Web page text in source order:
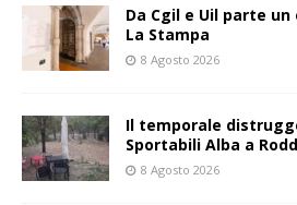
Da Cgil e Uil parte
La Stampa
8 Agosto 2026
Il temporale
Sportabili Alba a
8 Agosto 2026